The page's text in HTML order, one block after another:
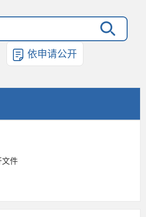
依申请公开
文件